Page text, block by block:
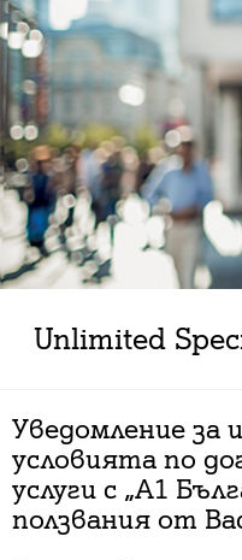
Unlimited
Уведомление за
условията по
услуги с „А1
ползвания от